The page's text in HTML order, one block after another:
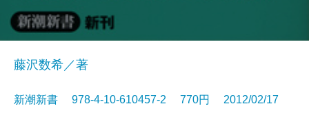
藤沢数希／著
新潮新書 978-4-10-610457-2 770円 2012/02/17